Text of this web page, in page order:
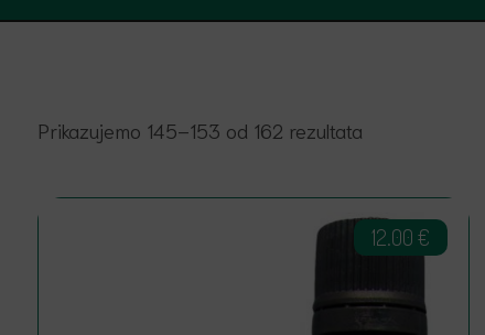
Prikazujemo 145–153 od 162 rezultata
12.00€